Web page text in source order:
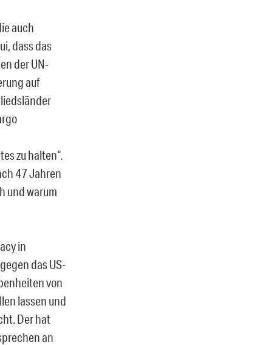
auch
dass das
der UN-
auf
zu halten“.
47 Jahren
und warum
in
das US-
von
lassen und
Der hat
an